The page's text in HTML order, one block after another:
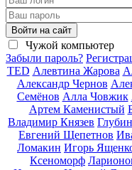
Войти на сайт
Чужой компьютер
Забыли пароль?
TED Алевтина Жарова
Александр Чернов
Семёнов Алла Човжик
Артем Каменистый
Владимир Князев
Евгений Щепетнов
Ломакин Игорь
Ксеноморф